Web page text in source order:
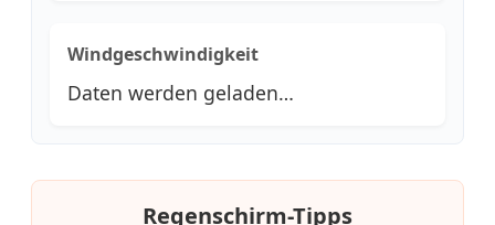
Windgeschwindigkeit
Daten werden geladen…
Regenschirm-Tipps